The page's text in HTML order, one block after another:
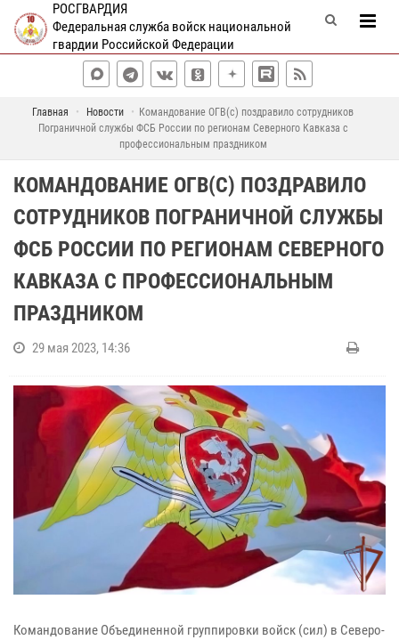
РОСГВАРДИЯ
Федеральная служба войск национальной
гвардии Российской Федерации
Главная Новости
Командование ОГВ(с) поздравило сотрудников
Пограничной службы ФСБ России по регионам Северного Кавказа с
профессиональным праздником
КОМАНДОВАНИЕ ОГВ(С) ПОЗДРАВИЛО
СОТРУДНИКОВ ПОГРАНИЧНОЙ СЛУЖБЫ
ФСБ РОССИИ ПО РЕГИОНАМ СЕВЕРНОГО
КАВКАЗА С ПРОФЕССИОНАЛЬНЫМ
ПРАЗДНИКОМ
29 мая 2023, 14:36
Командование Объединенной группировки войск (сил) в Северо-